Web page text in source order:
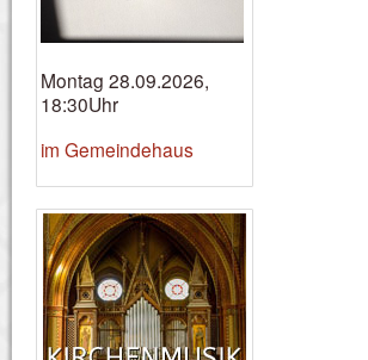
Montag 28.09.2026,
18:30Uhr
im Gemeindehaus